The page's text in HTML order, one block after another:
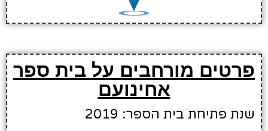
פרטים מורחבים על בית ספר
אחינועם
שנת פתיחת בית הספר: 2019